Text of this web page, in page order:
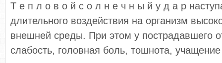
Т е п л о в о й с о л н е ч н ы й у д а р
длительного воздействия на организм
внешней среды. При этом у пострадавшего
слабость, головная боль, тошнота,